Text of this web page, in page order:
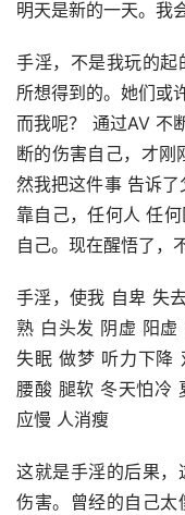
明天是新的一天。我
手淫，不是我玩的起
所想得到的。她们或
而我呢？ 通过AV 不
断的伤害自己，才
然我把这件事 告诉
靠自己，任何人 任
自己。现在醒悟了，
手淫，使我 自卑 失
熟 白头发 阴虚 阳虚
失眠 做梦 听力下降
腰酸 腿软 冬天怕冷
应慢 人消瘦
这就是手淫的后果，
伤害。曾经的自己